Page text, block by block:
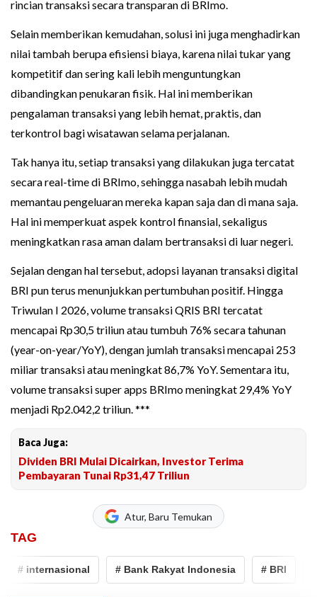
rincian transaksi secara transparan di BRImo.
Selain memberikan kemudahan, solusi ini juga menghadirkan
nilai tambah berupa efisiensi biaya, karena nilai tukar yang
kompetitif dan sering kali lebih menguntungkan
dibandingkan penukaran fisik. Hal ini memberikan
pengalaman transaksi yang lebih hemat, praktis, dan
terkontrol bagi wisatawan selama perjalanan.
Tak hanya itu, setiap transaksi yang dilakukan juga tercatat
secara real-time di BRImo, sehingga nasabah lebih mudah
memantau pengeluaran mereka kapan saja dan di mana saja.
Hal ini memperkuat aspek kontrol finansial, sekaligus
meningkatkan rasa aman dalam bertransaksi di luar negeri.
Sejalan dengan hal tersebut, adopsi layanan transaksi digital
BRI pun terus menunjukkan pertumbuhan positif. Hingga
Triwulan I 2026, volume transaksi QRIS BRI tercatat
mencapai Rp30,5 triliun atau tumbuh 76% secara tahunan
(year-on-year/YoY), dengan jumlah transaksi mencapai 253
miliar transaksi atau meningkat 86,7% YoY. Sementara itu,
volume transaksi super apps BRImo meningkat 29,4% YoY
menjadi Rp2.042,2 triliun. ***
Baca Juga:
Dividen BRI Mulai Dicairkan, Investor Terima
Pembayaran Tunai Rp31,47 Triliun
Atur, Baru Temukan
TAG
# internasional # Bank Rakyat Indonesia # BRI